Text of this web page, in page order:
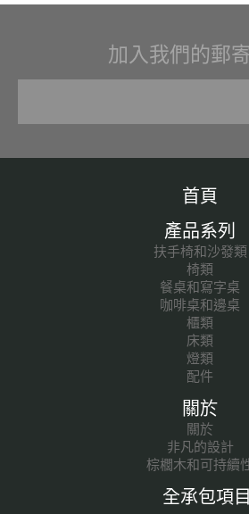
加入我們的郵
首頁
產品系列
扶手椅和沙發類
椅類
餐桌和寫字桌
咖啡桌和邊桌
櫃類
床類
燈類
配件
關於
關於
非凡的設計
棕櫚木和可持續
全承包項目